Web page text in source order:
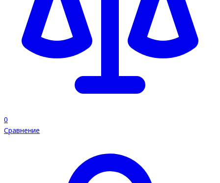
0
Сравнение